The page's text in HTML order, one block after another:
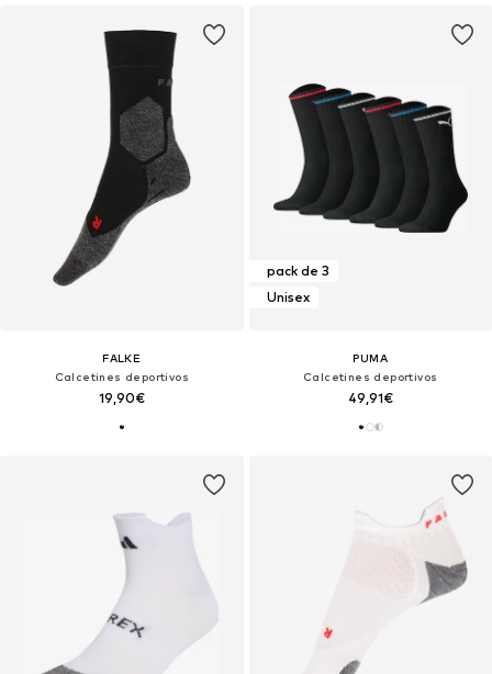
FALKE
Calcetines deportivos
19,90€
pack de 3
Unisex
PUMA
Calcetines deportivos
49,91€